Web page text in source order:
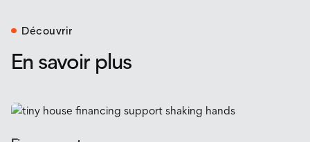
Découvrir
En savoir plus